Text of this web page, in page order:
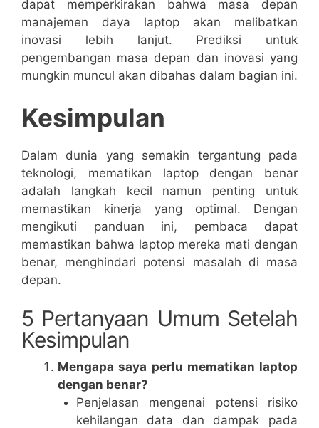
dapat memperkirakan bahwa masa depan
manajemen daya laptop akan melibatkan
inovasi lebih lanjut. Prediksi untuk
pengembangan masa depan dan inovasi yang
mungkin muncul akan dibahas dalam bagian ini.
Kesimpulan
Dalam dunia yang semakin tergantung pada
teknologi, mematikan laptop dengan benar
adalah langkah kecil namun penting untuk
memastikan kinerja yang optimal. Dengan
mengikuti panduan ini, pembaca dapat
memastikan bahwa laptop mereka mati dengan
benar, menghindari potensi masalah di masa
depan.
5 Pertanyaan Umum Setelah
Kesimpulan
Mengapa saya perlu mematikan laptop
dengan benar?
Penjelasan mengenai potensi risiko
kehilangan data dan dampak pada